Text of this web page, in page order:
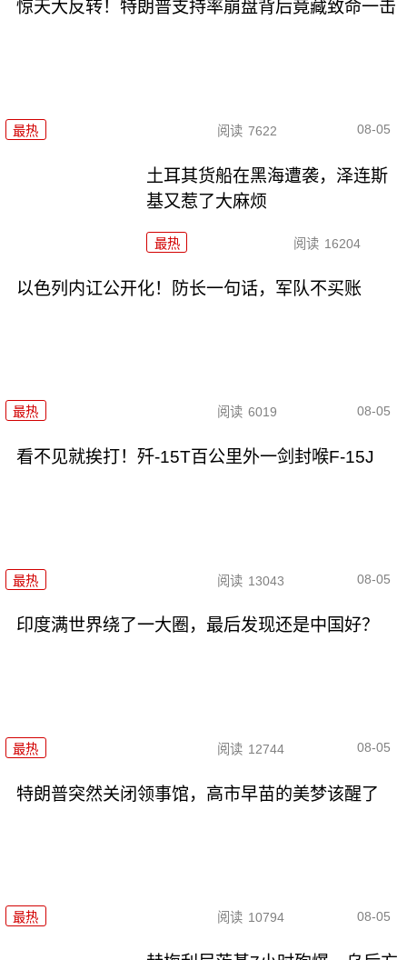
惊天大反转！特朗普支持率崩盘背后竟藏致命一击
最热 阅读 7622 08-05
土耳其货船在黑海遭袭，泽连斯
基又惹了大麻烦
最热 阅读 16204
以色列内讧公开化！防长一句话，军队不买账
最热 阅读 6019 08-05
看不见就挨打！歼-15T百公里外一剑封喉F-15J
最热 阅读 13043 08-05
印度满世界绕了一大圈，最后发现还是中国好？
最热 阅读 12744 08-05
特朗普突然关闭领事馆，高市早苗的美梦该醒了
最热 阅读 10794 08-05